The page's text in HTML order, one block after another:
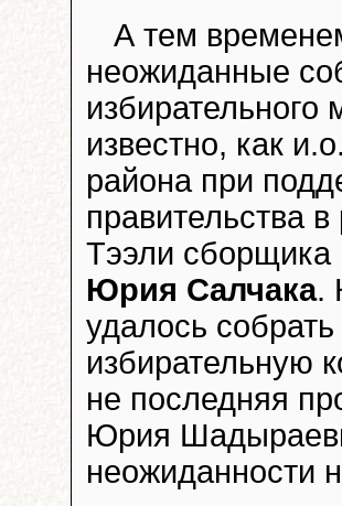
А тем
неожиданные
известно, как
района при
правительства
Тээли сборщика
Юрия Салчака.
удалось
избирательную
не последняя
Юрия
неожиданности